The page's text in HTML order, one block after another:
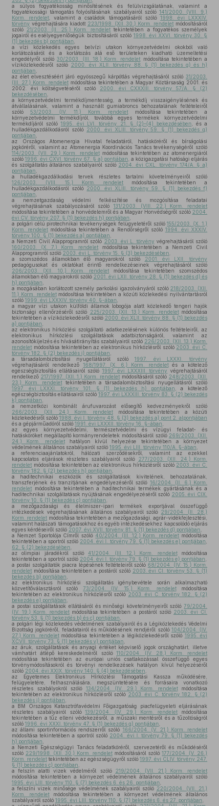
a súlyos fogyatékosság minősítésének és felülvizsgálatának, valamint a
fogyatékossági támogatás folyósításának szabályairól szóló 141/2000. (VIII. 9.)
Korm. rendelet , valamint a családok támogatásáról szóló 1998. évi LXXXIV.
törvény végrehajtására kiadott 223/1998. (XII. 30.) Korm. rendelet módosításáról
szóló 21/2003. (II. 25.) Korm. rendelet tekintetében a fogyatékos személyek
jogairól és esélyegyenlőségük biztosításáról szóló 1998. évi XXVI. törvény 30. §
(1) bekezdés b) pontjában
a vízi közlekedés egyes belvízi utakon környezetvédelmi okokból való
korlátozásáról és a korlátozás alá eső területeken kiadható üzemeltetési
engedélyről szóló30/2003. (III. 18.) Korm. rendelet módosítása tekintetében a
víziközlekedésről szóló 2000. évi XLII. törvény 88. § (1) bekezdés g) és h)
pontjában
az élet elvesztéséért járó egyösszegű kárpótlás végrehajtásáról szóló 31/2003.
(III. 27.) Korm. rendelet módosítása tekintetében a Magyar Köztársaság 2001. és
2002. évi költségvetéséről szóló 2000. évi CXXXIII. törvény 57/A. § (2)
bekezdésében
a környezetvédelmi termékdíjmentesség, a termékdíj visszaigénylésének és
átvállalásának, valamint a használt gumiabroncs behozatalának feltételeiről
szóló 53/2003. (IV. 11.) Korm. rendelet módosítása tekintetében a
környezetvédelmi termékdíjról, továbbá egyes termékek környezetvédelmi
termékdíjáról szóló1995. évi LVI. törvény 21. § (2)–(4) bekezdésében , és a
hulladékgazdálkodásról szóló 2000. évi XLIII. törvény 59. § (1) bekezdés q)
pontjában
az Országos Atomenergia Hivatal feladatáról, hatásköréről és bírságolási
jogköréről, valamint az Atomenergia Koordinációs Tanács tevékenységéről szóló
114/2003. (VII. 29.) Korm. rendeletmódosítása tekintetében az atomenergiáról
szóló1996. évi CXVI. törvény 67. § a) pontjában , a közigazgatási hatósági eljárás
és szolgáltatás általános szabályairól szóló 2004. évi CXL. törvény 174/A. § a)
pontjában
a hulladékgazdálkodási tervek részletes tartalmi követelményeiről szóló
126/2003. (VIII. 15.) Korm. rendelet módosítása tekintetében a
hulladékgazdálkodásról szóló 2000. évi XLIII. törvény 59. § (1) bekezdés f)
pontjában
a nemzetgazdaság védelmi felkészítése és mozgósítása feladatai
végrehajtásának szabályozásáról szóló131/2003. (VIII. 22.) Korm. rendelet
módosítása tekintetében a honvédelemről és a Magyar Honvédségről szóló 2004.
évi CV. törvény 207. § (1) bekezdés h) pontjában
a polgári célú pirotechnikai tevékenységek felügyeletéről szóló155/2003. (X. 1.)
Korm. rendelet módosítása tekintetében a Rendőrségről szóló 1994. évi XXXIV.
törvény 100. § (1) bekezdés a) pontjában
a Nemzeti Civil Alapprogramról szóló 2003. évi L. törvény végrehajtásáról szóló
160/2003. (X. 7.) Korm. rendelet módosítása tekintetében a Nemzeti Civil
Alapprogramról szóló 2003. évi L. törvény 15. § (3) bekezdésében
a szomszédos államokban élő magyarokról szóló
2001. évi LXII. törvény
pedagógusokat és oktatókat érintő rendelkezéseinek végrehajtásáról szóló
206/2003. (XII. 10.) Korm. rendelet módosítása tekintetében szomszédos
államokban élő magyarokról szóló 2001. évi LXII. törvény 28. § (1) bekezdés d) és
h) pontjában
a mozgásában korlátozott személy parkolási igazolványáról szóló 218/2003. (XII.
11.) Korm. rendeletmódosítása tekintetében a közúti közlekedési nyilvántartásról
szóló 1999. évi LXXXIV. törvény 40. §-ában
a magyar vízi utakon külföldi államok lobogója alatt közlekedő tengeri hajók
biztonsági ellenőrzéséről szóló 225/2003. (XII. 13.) Korm. rendeletmódosítása
tekintetében a víziközlekedésről szóló 2000. évi XLII. törvény 88. § (1) bekezdés
a) pontjában
az elektronikus hírközlési szolgáltató adatkezelésének különös feltételeiről, az
elektronikus hírközlési szolgáltatások adatbiztonságáról, valamint az
azonosítókijelzés és hívásátirányítás szabályairól szóló 226/2003. (XII. 13.) Korm.
rendelet módosítása tekintetében az elektronikus hírközlésről szóló 2003. évi C.
törvény 182. § (2) bekezdés i) pontjában
a társadalombiztosítási nyugellátásról szóló1997. évi LXXXI. törvény
végrehajtásáról rendelkező 168/1997. (X. 6.) Korm. rendeletés a kötelező
egészségbiztosítás ellátásairól szóló 1997. évi LXXXIII. törvény végrehajtásáról
rendelkező 217/1997. (XII. 1.) Korm. rendeletmódosításáról szóló 248/2003. (XII.
23.) Korm. rendelettekintetében a társadalombiztosítási nyugellátásról szóló
1997. évi LXXXI. törvény 101. § (1) bekezdés h) pontjában , a kötelező
egészségbiztosítás ellátásairól szóló 1997. évi LXXXIII. törvény 83. § (2) bekezdés
k) pontjában
a nemzetközi kombinált árufuvarozást elősegítő kedvezményekről szóló
266/2003. (XII. 24.) Korm. rendelet módosítása tekintetében a közúti
közlekedésről szóló 1988. évi I. törvény 48. § (3) bekezdés a) pont 2. alpontjában
és a gépjárműadóról szóló 1991. évi LXXXII. törvény 16. §-ában
az egyes környezetvédelmi, természetvédelmi és vízügyi feladat- és
hatásköröket megállapító kormányrendeletek módosításáról szóló 269/2003. (XII.
24.) Korm. rendelethatályon kívül helyezése tekintetében a környezet
védelmének általános szabályairól szóló 1995. évi LIII. törvény 110/A. §-ában
a referenciaajánlatokról, hálózati szerződésekről, valamint az ezekkel
kapcsolatos eljárások részletes szabályairól szóló
277/2003. (XII. 24.) Korm.
rendelet módosítása tekintetében az elektronikus hírközlésről szóló 2003. évi C.
törvény 182. § (2) bekezdés h) pontjában
a haditechnikai eszközök és szolgáltatások kivitelének, behozatalának,
transzferjének és tranzitjának engedélyezéséről szóló 16/2004. (II. 6.) Korm.
rendelet módosítása tekintetében a haditechnikai termékek gyártásának és a
haditechnikai szolgáltatások nyújtásának engedélyezéséről szóló 2005. évi CIX.
törvény 10. § (1) bekezdés c) pontjában
a mezőgazdasági és élelmiszer-ipari termékek exportjával összefüggő
intézkedések végrehajtásának általános szabályairól szóló 29/2004. (II. 28.)
Korm. rendelet módosítása tekintetében a mezőgazdasági, agrár-vidékfejlesztési,
valamint halászati támogatásokhoz és egyéb intézkedésekhez kapcsolódó eljárás
egyes kérdéseiről szóló 2007. évi XVII. törvény 81. § (1) bekezdés d) pontjában
a Nemzet Sportolója Címről szóló 40/2004. (III. 12.) Korm. rendelet módosítása
tekintetében a sportról szóló 2004. évi I. törvény 79. § (1) bekezdés e) pontjában
62. § (2) bekezdésében
az olimpiai járadékról szóló41/2004. (III. 12.) Korm. rendeletmódosítása
tekintetében a sportról szóló 2004. évi I. törvény 79. § (1) bekezdés e) pontjában
a postai szolgáltatók piacra lépésének feltételeiről szóló 68/2004. (IV. 15.) Korm.
rendelet módosítása tekintetében a postáról szóló 2003. évi CI. törvény 53. § (1)
bekezdés b) pontjában
az elektronikus hírközlési szolgáltatás igénybevétele során alkalmazható
közvetítőválasztásról szóló 73/2004. (IV. 15.) Korm. rendeletmódosítása
tekintetében az elektronikus hírközlésről szóló 2003. évi C. törvény 182. § (2)
bekezdés e) pontjában
a postai szolgáltatások ellátásáról és minőségi követelményeiről szóló 79/2004.
(IV. 19.) Korm. rendelet módosítása tekintetében a postáról szóló 2003. évi CI.
törvény 53. § (1) bekezdés b) és c) pontjában
a polgári légi közlekedés védelmének szabályairól és a Légiközlekedés Védelmi
Bizottság jogköréről, feladatairól és működésének rendjéről szóló 104/2004. (IV.
27.) Korm. rendeletmódosítása tekintetében a légiközlekedésről szóló 1995. évi
XCVII. törvény 73. § (1) bekezdés v) pontjában
az áruk, szolgáltatások és anyagi értéket képviselő jogok országhatárt, illetve
vámhatárt átlépő kereskedelméről szóló 110/2004. (IV. 28.) Korm. rendelet
módosítása tekintetében az európai uniós csatlakozással összefüggő egyes
törvénymódosításokról és törvényi rendelkezések hatályon kívül helyezéséről
szóló 2004. évi XXIX. törvény 140. § (4) bekezdésében
az Egyetemes Elektronikus Hírközlési Támogatási Kassza működésére,
felügyeletére, felhasználására, megszüntetésére és forrásaira vonatkozó
részletes szabályokról szóló 134/2004. (IV. 29.) Korm. rendeletmódosítása
tekintetében az elektronikus hírközlésről szóló 2003. évi C. törvény 182. § (2)
bekezdés j) pontjában
a BM Országos Katasztrófavédelmi Főigazgatóság piacfelügyeleti eljárásának
részletes szabályairól szóló139/2004. (IV. 29.) Korm. rendelet módosítása
tekintetében a tűz elleni védekezésről, a műszaki mentésről és a tűzoltóságról
szóló 1996. évi XXXI. törvény 47. § (1) bekezdés g) pontjában
az állami sportinformációs rendszerről szóló 166/2004. (V. 21.) Korm. rendelet
módosítása tekintetében a sportról szóló 2004. évi I. törvény 79. § (1) bekezdés
h) pontjában
a Nemzeti Egészségügyi Tanács feladatköréről, szervezetéről és működéséről
szóló 229/1998. (XII. 30.) Korm. rendelet módosításáról szóló 177/2004. (V. 26.)
Korm. rendelet tekintetében az egészségügyről szóló 1997. évi CLIV. törvény 247.
§ (1) bekezdés c) pontjában
a felszín alatti vizek védelméről szóló
219/2004. (VII. 21.) Korm. rendelet
módosítása tekintetében a környezet védelmének általános szabályairól szóló
1995. évi LIII. törvény 110. § (7) bekezdés 6. és 26. pontjában
a felszíni vizek minősége védelmének szabályairól szóló 220/2004. (VII. 21.)
Korm. rendelet módosítása tekintetében a környezet védelmének általános
szabályairól szóló 1995. évi LIII. törvény 110. § (7) bekezdés 6. és 27. pontjában